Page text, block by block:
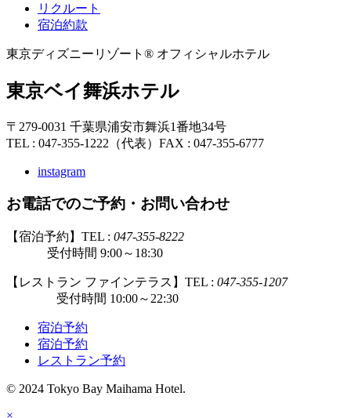
リクルート
宿泊約款
東京ディズニーリゾート® オフィシャルホテル
東京ベイ舞浜ホテル
〒279-0031 千葉県浦安市舞浜1番地34号
TEL : 047-355-1222（代表） FAX : 047-355-6777
instagram
お電話でのご予約・お問い合わせ
【宿泊予約】TEL : 047-355-8222
受付時間 9:00～18:30
【レストラン ファインテラス】TEL : 047-355-1207
受付時間 10:00～22:30
宿泊予約
宿泊予約
レストラン予約
© 2024 Tokyo Bay Maihama Hotel.
×